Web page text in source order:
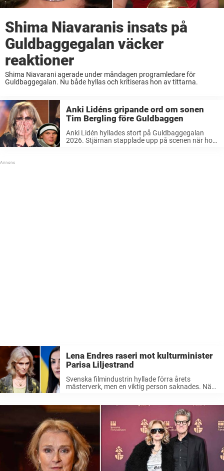
Shima Niavaranis insats på
Guldbaggegalan väcker
reaktioner
Shima Niavarani agerade under måndagen programledare för
Guldbaggegalan. Nu både hyllas och kritiseras hon av tittarna.
Anki Lidéns gripande ord om sonen
Tim Bergling före Guldbaggen
Anki Lidén hyllades stort på Guldbaggegalan
2026. Stjärnan stapplade upp på scenen när hon
Lena Endres raseri mot kulturminister
Parisa Liljestrand
Svenska filmindustrin hyllade förra årets
mästerverk, men en viktig person saknades. När
kritiken in – från bland annat Lena Endre.– Skärp